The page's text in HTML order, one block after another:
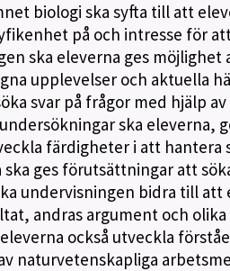
biologi ska syfta till att
på och intresse för
ska eleverna ges
upplevelser och aktuella
svar på frågor med hjälp
ska
färdigheter i att hantera
ges förutsättningar att
undervisningen bidra till
andras argument och
också utveckla
naturvetenskapliga